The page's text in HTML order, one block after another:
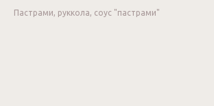
Пастрами, руккола, соус "пастрами"